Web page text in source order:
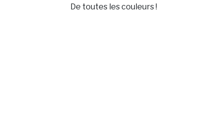
De toutes les couleurs !